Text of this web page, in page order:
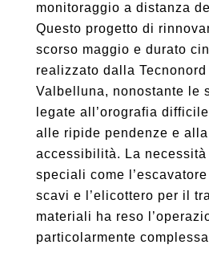
monitoraggio a distanza
Questo progetto di
scorso maggio e durato
realizzato dalla
Valbelluna, nonostante le
legate all’orografia
alle ripide pendenze e
accessibilità. La necessità
speciali come
scavi e l’elicottero per il
materiali ha reso
particolarmente